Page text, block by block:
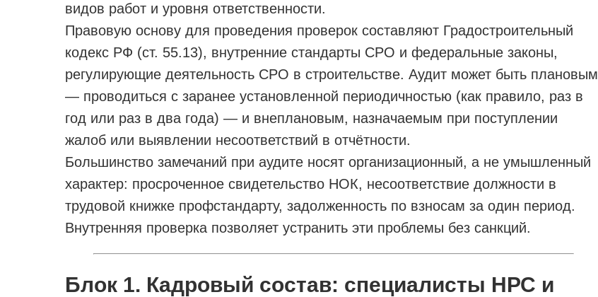
видов работ и уровня ответственности.
Правовую основу для проведения проверок составляют Градостроительный
кодекс РФ (ст. 55.13), внутренние стандарты СРО и федеральные законы,
регулирующие деятельность СРО в строительстве. Аудит может быть плановым
— проводиться с заранее установленной периодичностью (как правило, раз в
год или раз в два года) — и внеплановым, назначаемым при поступлении
жалоб или выявлении несоответствий в отчётности.
Большинство замечаний при аудите носят организационный, а не умышленный
характер: просроченное свидетельство НОК, несоответствие должности в
трудовой книжке профстандарту, задолженность по взносам за один период.
Внутренняя проверка позволяет устранить эти проблемы без санкций.
Блок 1. Кадровый состав: специалисты НРС и